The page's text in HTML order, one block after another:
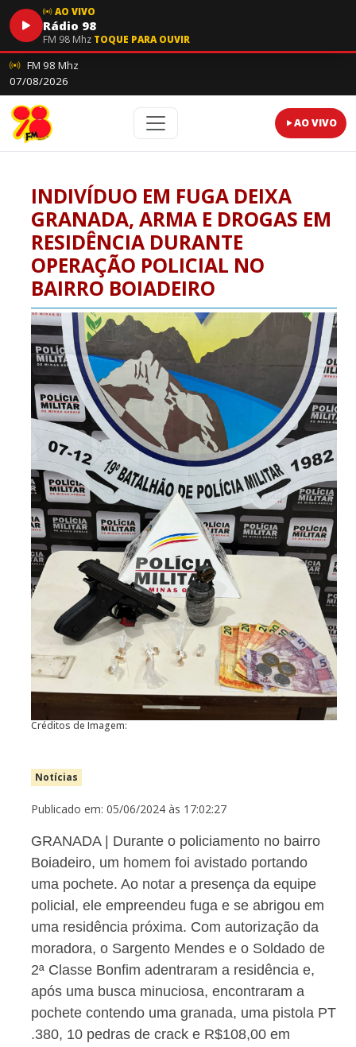
AO VIVO
Rádio 98
FM 98 Mhz TOQUE PARA OUVIR
FM 98 Mhz
07/08/2026
AO VIVO
INDIVÍDUO EM FUGA DEIXA
GRANADA, ARMA E DROGAS EM
RESIDÊNCIA DURANTE
OPERAÇÃO POLICIAL NO
BAIRRO BOIADEIRO
Créditos de Imagem:
Notícias
Publicado em: 05/06/2024 às 17:02:27
GRANADA | Durante o policiamento no bairro
Boiadeiro, um homem foi avistado portando
uma pochete. Ao notar a presença da equipe
policial, ele empreendeu fuga e se abrigou em
uma residência próxima. Com autorização da
moradora, o Sargento Mendes e o Soldado de
2ª Classe Bonfim adentraram a residência e,
após uma busca minuciosa, encontraram a
pochete contendo uma granada, uma pistola PT
.380, 10 pedras de crack e R$108,00 em